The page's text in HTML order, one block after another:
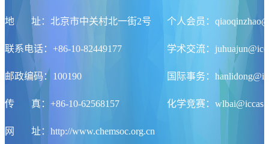
地 址 ：北京市中关村北一街2号
联系电话：+86-10-82449177
邮政编码：100190
传 真 ：+86-10-62568157
网 址：http://www.chemsoc.org.cn
个人会员：
学术交流：
国际事务：
化学竞赛：